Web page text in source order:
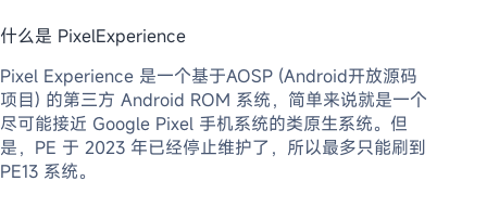
什么是 PixelExperience
Pixel Experience 是一个基于AOSP (Android开放源码
项目) 的第三方 Android ROM 系统，简单来说就是一个
尽可能接近 Google Pixel 手机系统的类原生系统。但
是，PE 于 2023 年已经停止维护了，所以最多只能刷到
PE13 系统。